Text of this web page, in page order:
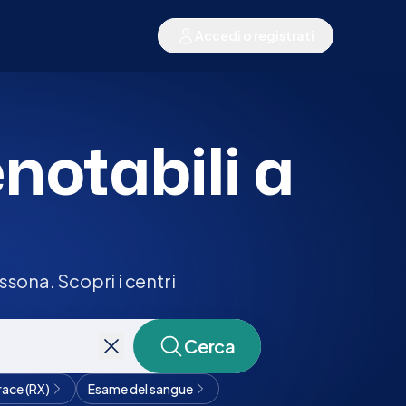
a
Scopri i centri
Cerca
(RX) Esame del sangue